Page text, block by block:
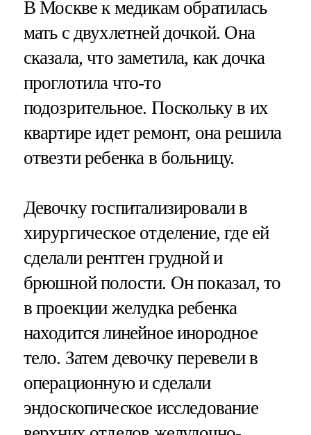
В Москве к медикам обратилась
мать с двухлетней дочкой. Она
сказала, что заметила, как дочка
проглотила что-то
подозрительное. Поскольку в их
квартире идет ремонт, она решила
отвезти ребенка в больницу.
Девочку госпитализировали в
хирургическое отделение, где ей
сделали рентген грудной и
брюшной полости. Он показал, то
в проекции желудка ребенка
находится линейное инородное
тело. Затем девочку перевели в
операционную и сделали
эндоскопическое исследование